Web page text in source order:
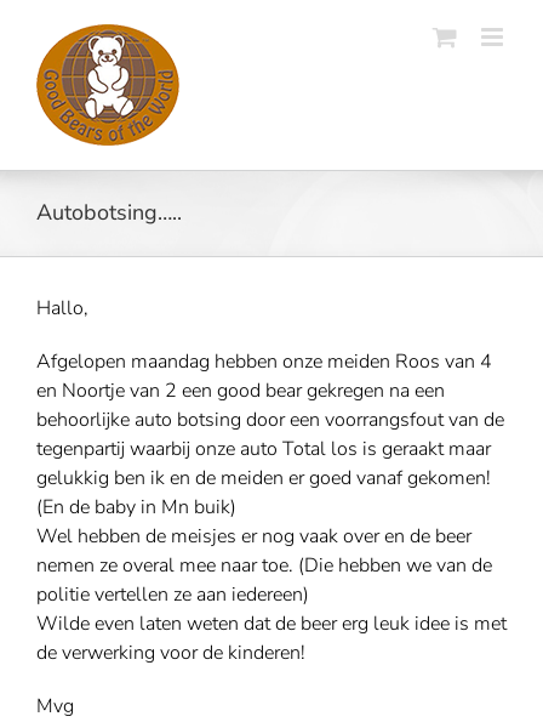
content
Autobotsing…..
Hallo,
Afgelopen maandag hebben onze meiden Roos van 4
en Noortje van 2 een good bear gekregen na een
behoorlijke auto botsing door een voorrangsfout van de
tegenpartij waarbij onze auto Total los is geraakt maar
gelukkig ben ik en de meiden er goed vanaf gekomen!
(En de baby in Mn buik)
Wel hebben de meisjes er nog vaak over en de beer
nemen ze overal mee naar toe. (Die hebben we van de
politie vertellen ze aan iedereen)
Wilde even laten weten dat de beer erg leuk idee is met
de verwerking voor de kinderen!
Mvg